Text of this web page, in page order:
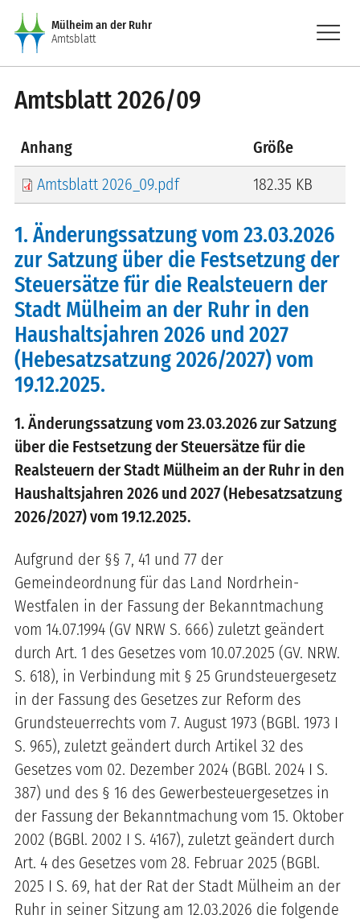
Direkt zum Inhalt
Mülheim an der Ruhr
Amtsblatt
menu
Amtsblatt 2026/09
Anhang
Größe
Amtsblatt 2026_09.pdf
182.35 KB
1. Änderungssatzung vom 23.03.2026
zur Satzung über die Festsetzung der
Steuersätze für die Realsteuern der
Stadt Mülheim an der Ruhr in den
Haushaltsjahren 2026 und 2027
(Hebesatzsatzung 2026/2027) vom
19.12.2025.
1. Änderungssatzung vom 23.03.2026 zur Satzung
über die Festsetzung der Steuersätze für die
Realsteuern der Stadt Mülheim an der Ruhr in den
Haushaltsjahren 2026 und 2027 (Hebesatzsatzung
2026/2027) vom 19.12.2025.
Aufgrund der §§ 7, 41 und 77 der
Gemeindeordnung für das Land Nordrhein-
Westfalen in der Fassung der Bekanntmachung
vom 14.07.1994 (GV NRW S. 666) zuletzt geändert
durch Art. 1 des Gesetzes vom 10.07.2025 (GV. NRW.
S. 618), in Verbindung mit § 25 Grundsteuergesetz
in der Fassung des Gesetzes zur Reform des
Grundsteuerrechts vom 7. August 1973 (BGBl. 1973 I
S. 965), zuletzt geändert durch Artikel 32 des
Gesetzes vom 02. Dezember 2024 (BGBl. 2024 I S.
387) und des § 16 des Gewerbesteuergesetzes in
der Fassung der Bekanntmachung vom 15. Oktober
2002 (BGBl. 2002 I S. 4167), zuletzt geändert durch
Art. 4 des Gesetzes vom 28. Februar 2025 (BGBl.
2025 I S. 69, hat der Rat der Stadt Mülheim an der
Ruhr in seiner Sitzung am 12.03.2026 die folgende